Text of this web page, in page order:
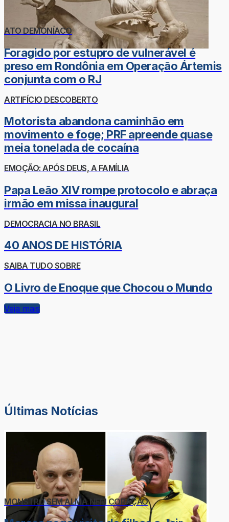
ATO DEMONÍACO
Foragido por estupro de vulnerável é
preso em Rondônia em Operação Ártemis
conjunta com o RJ
ARTIFÍCIO DESCOBERTO
Motorista abandona caminhão em
movimento e foge; PRF apreende quase
meia tonelada de cocaína
EMOÇÃO: APÓS DEUS, A FAMÍLIA
Papa Leão XIV rompe protocolo e abraça
irmão em missa inaugural
DEMOCRACIA NO BRASIL
40 ANOS DE HISTÓRIA
SAIBA TUDO SOBRE
O Livro de Enoque que Chocou o Mundo
Veja mais
Últimas Notícias
MONSTRO SEM ALMA NEM CORAÇÃO